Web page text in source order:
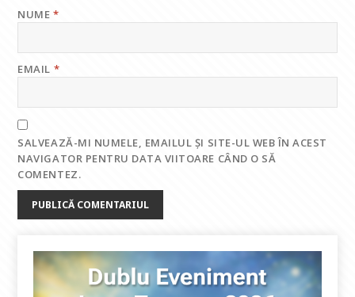
NUME*
EMAIL *
SALVEAZĂ-MI NUMELE, EMAILUL ȘI SITE-UL WEB ÎN ACEST
NAVIGATOR PENTRU DATA VIITOARE CÂND O SĂ
COMENTEZ.